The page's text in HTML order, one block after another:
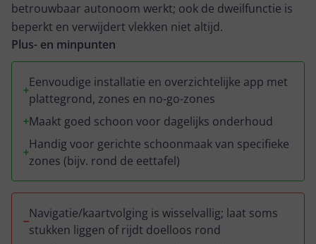
betrouwbaar autonoom werkt; ook de dweilfunctie is
beperkt en verwijdert vlekken niet altijd.
Plus- en minpunten
Eenvoudige installatie en overzichtelijke app met
plattegrond, zones en no-go-zones
Maakt goed schoon voor dagelijks onderhoud
Handig voor gerichte schoonmaak van specifieke
zones (bijv. rond de eettafel)
Navigatie/kaartvolging is wisselvallig; laat soms
stukken liggen of rijdt doelloos rond